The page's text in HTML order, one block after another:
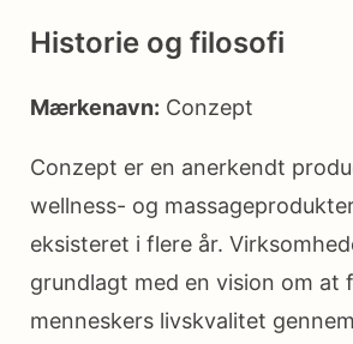
Historie og filosofi
Mærkenavn: Conzept
Conzept er en anerkendt
wellness- og
eksisteret i flere år.
grundlagt med en vision om at
menneskers livskvalitet